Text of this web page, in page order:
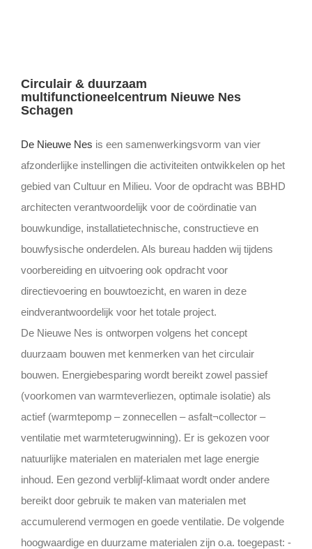
Circulair & duurzaam
multifunctioneelcentrum Nieuwe Nes
Schagen
De Nieuwe Nes is een samenwerkingsvorm van vier
afzonderlijke instellingen die activiteiten ontwikkelen op het
gebied van Cultuur en Milieu. Voor de opdracht was BBHD
architecten verantwoordelijk voor de coördinatie van
bouwkundige, installatietechnische, constructieve en
bouwfysische onderdelen. Als bureau hadden wij tijdens
voorbereiding en uitvoering ook opdracht voor
directievoering en bouwtoezicht, en waren in deze
eindverantwoordelijk voor het totale project.
De Nieuwe Nes is ontworpen volgens het concept
duurzaam bouwen met kenmerken van het circulair
bouwen. Energiebesparing wordt bereikt zowel passief
(voorkomen van warmteverliezen, optimale isolatie) als
actief (warmtepomp – zonnecellen – asfalt¬collector –
ventilatie met warmteterugwinning). Er is gekozen voor
natuurlijke materialen en materialen met lage energie
inhoud. Een gezond verblijf-klimaat wordt onder andere
bereikt door gebruik te maken van materialen met
accumulerend vermogen en goede ventilatie. De volgende
hoogwaardige en duurzame materialen zijn o.a. toegepast: -